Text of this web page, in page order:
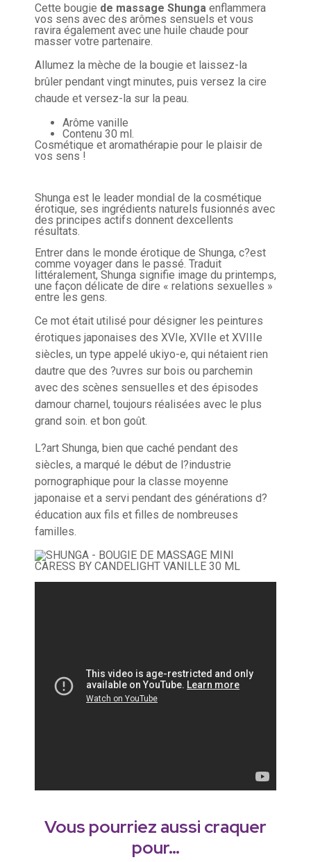
Cette bougie de massage Shunga enflammera
vos sens avec des arômes sensuels et vous
ravira également avec une huile chaude pour
masser votre partenaire.
Allumez la mèche de la bougie et laissez-la
brûler pendant vingt minutes, puis versez la cire
chaude et versez-la sur la peau.
Arôme vanille
Contenu 30 ml.
Cosmétique et aromathérapie pour le plaisir de
vos sens !
Shunga est le leader mondial de la cosmétique
érotique, ses ingrédients naturels fusionnés avec
des principes actifs donnent dexcellents
résultats.
Entrer dans le monde érotique de Shunga, c?est
comme voyager dans le passé. Traduit
littéralement, Shunga signifie image du printemps,
une façon délicate de dire « relations sexuelles »
entre les gens.
Ce mot était utilisé pour désigner les peintures
érotiques japonaises des XVIe, XVIIe et XVIIIe
siècles, un type appelé ukiyo-e, qui nétaient rien
dautre que des ?uvres sur bois ou parchemin
avec des scènes sensuelles et des épisodes
damour charnel, toujours réalisées avec le plus
grand soin. et bon goût.
L?art Shunga, bien que caché pendant des
siècles, a marqué le début de l?industrie
pornographique pour la classe moyenne
japonaise et a servi pendant des générations d?
éducation aux fils et filles de nombreuses
familles.
Vous pourriez aussi craquer
pour…